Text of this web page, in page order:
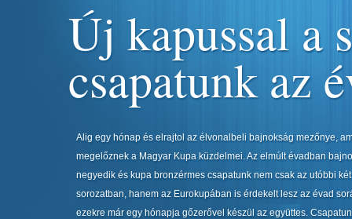
Új kapussal a
csapatunk az
Alig egy hónap és elrajtol az élvonalbeli bajnokság mezőnye,
megelőznek a Magyar Kupa küzdelmei. Az elmúlt évadban
negyedik és kupa bronzérmes csapatunk nem csak az utóbbi két
sorozatban, hanem az Eurokupában is érdekelt lesz az évad
ezekre már egy hónapja gőzerővel készül az együttes.